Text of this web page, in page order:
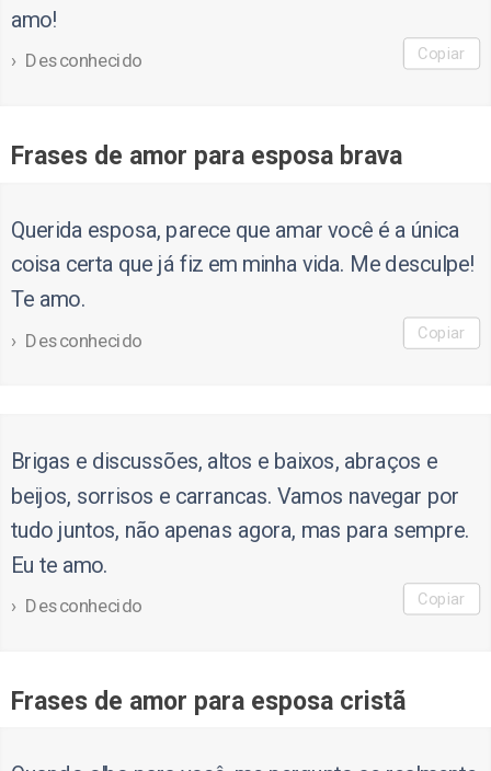
amo!
Desconhecido Copiar
Frases de amor para esposa brava
Querida esposa, parece que amar você é a única
coisa certa que já fiz em minha vida. Me desculpe!
Te amo.
Desconhecido Copiar
Brigas e discussões, altos e baixos, abraços e
beijos, sorrisos e carrancas. Vamos navegar por
tudo juntos, não apenas agora, mas para sempre.
Eu te amo.
Desconhecido Copiar
Frases de amor para esposa cristã